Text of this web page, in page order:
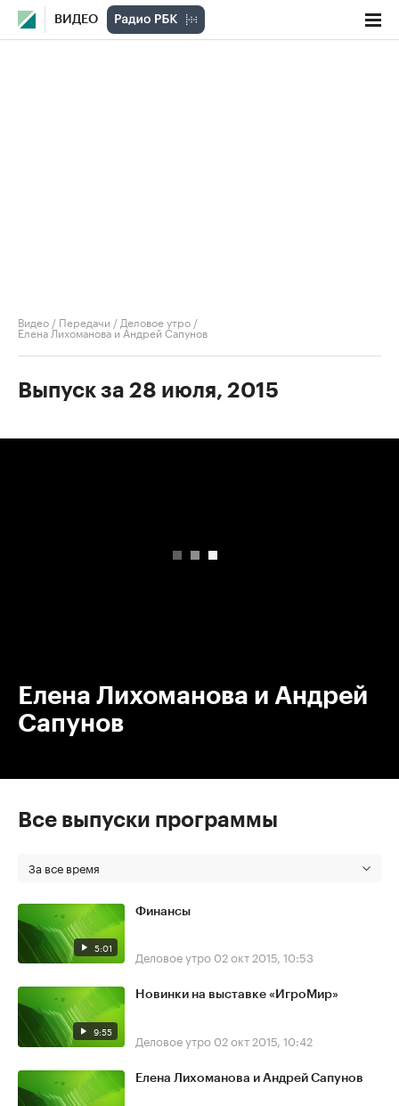
ВИДЕО
Видео / Передачи / Деловое утро /
Елена Лихоманова и Андрей Сапунов
Выпуск за 28 июля, 2015
Елена Лихоманова и Андрей
Сапунов
Все выпуски программы
За все время
5:01
Финансы
Деловое утро 02 окт 2015, 10:53
9:55
Новинки на выставке «ИгроМир»
Деловое утро 02 окт 2015, 10:42
Елена Лихоманова и Андрей Сапунов